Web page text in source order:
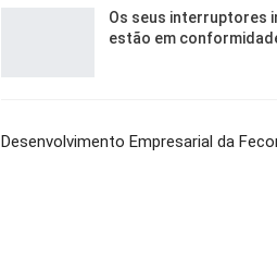
Os seus interruptores
estão em
Desenvolvimento Empresarial da